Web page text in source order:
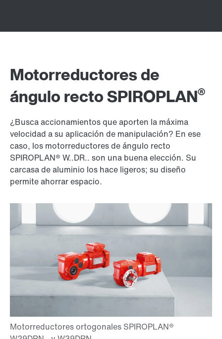
Motorreductores de
ángulo recto SPIROPLAN®
¿Busca accionamientos que aporten la máxima
velocidad a su aplicación de manipulación? En ese
caso, los motorreductores de ángulo recto
SPIROPLAN® W..DR.. son una buena elección. Su
carcasa de aluminio los hace ligeros; su diseño
permite ahorrar espacio.